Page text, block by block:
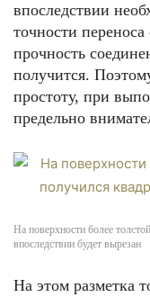
впоследствии
точности
прочность
получится.
простоту, при
предельно
На поверхности более
впоследствии будет вырезан
На этом разметка